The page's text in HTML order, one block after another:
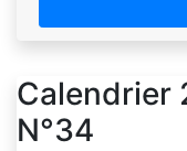
Calendrier
N°34